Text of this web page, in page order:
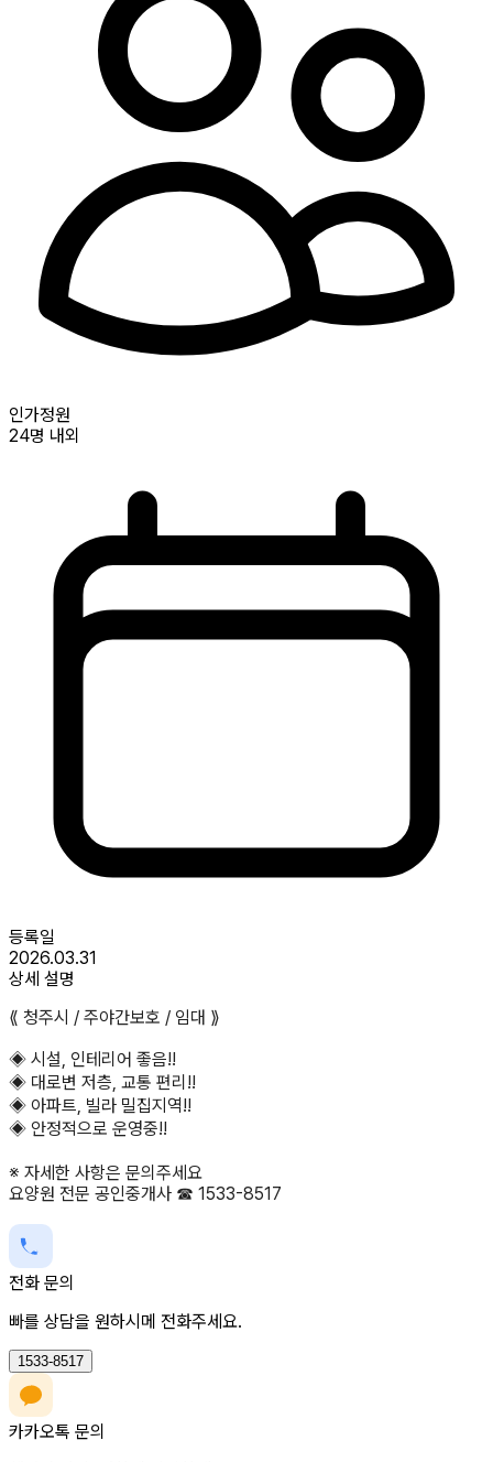
인가정원
24명 내외
등록일
2026.03.31
상세 설명
⟪ 청주시 / 주야간보호 / 임대 ⟫
◈ 시설, 인테리어 좋음!!
◈ 대로변 저층, 교통 편리!!
◈ 아파트, 빌라 밀집지역!!
◈ 안정적으로 운영중!!
※ 자세한 사항은 문의주세요
요양원 전문 공인중개사 ☎ 1533-8517
전화 문의
빠를 상담을 원하시메 전화주세요.
1533-8517
카카오톡 문의